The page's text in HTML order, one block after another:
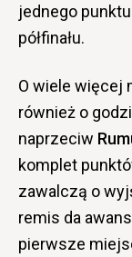
jednego
półfinału.
O wiele więcej
również o
naprzeciw
komplet
zawalczą o
remis da
pierwsze